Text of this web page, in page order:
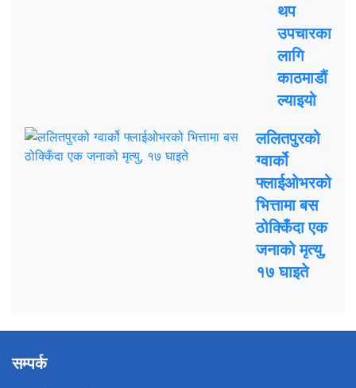
थप
उपचारका
लागि
काठमाडौं
ल्याइयो
ललितपुरको
ग्वार्को
फ्लाईओभरको
भित्तामा बस
ठोक्किँदा एक
जनाको मृत्यु,
१७ घाइते
सम्पर्क